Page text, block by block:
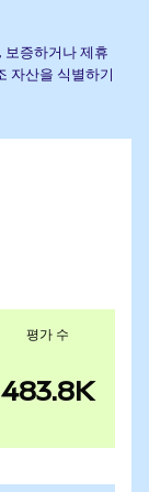
증하거나 제휴
자산을 식별하기
평가 수
483.8K